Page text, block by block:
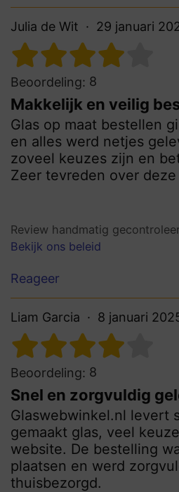
Julia de Wit 29 januari
Beoordeling: 8
Makkelijk en veilig
Glas op maat bestellen
en alles werd netjes
zoveel keuzes zijn en
Zeer tevreden over
Review handmatig
Bekijk ons beleid
Reageer
Liam Garcia 8 januari
Beoordeling: 8
Snel en zorgvuldig
Glaswebwinkel.nl levert
gemaakt glas, veel
website. De bestelling
plaatsen en werd
thuisbezorgd.